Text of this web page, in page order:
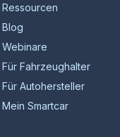
Ressourcen
Blog
Webinare
Für Fahrzeughalter
Für Autohersteller
Mein Smartcar